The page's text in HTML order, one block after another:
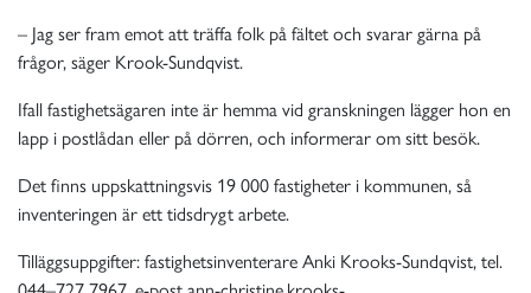
– Jag ser fram emot att träffa folk på fältet och svarar gärna på
frågor, säger Krook-Sundqvist.
Ifall fastighetsägaren inte är hemma vid granskningen lägger hon en
lapp i postlådan eller på dörren, och informerar om sitt besök.
Det finns uppskattningsvis 19 000 fastigheter i kommunen, så
inventeringen är ett tidsdrygt arbete.
Tilläggsuppgifter: fastighetsinventerare Anki Krooks-Sundqvist, tel.